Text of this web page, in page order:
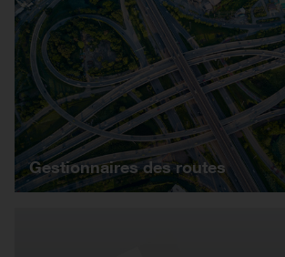
Gestionnaires des routes